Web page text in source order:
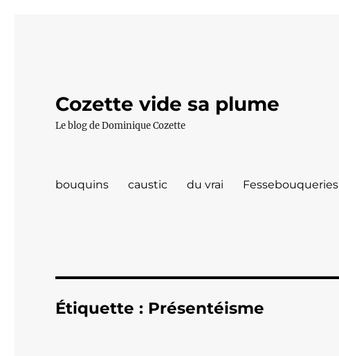
Cozette vide sa plume
Le blog de Dominique Cozette
bouquins caustic du vrai Fessebouqueries
Étiquette : Présentéisme